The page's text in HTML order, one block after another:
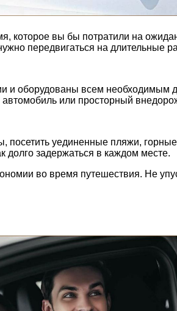
которое вы бы потратили на
передвигаться на длительные
и оборудованы всем
или просторный
посетить уединенные пляжи,
долго задержаться в каждом месте.
во время путешествия. Не